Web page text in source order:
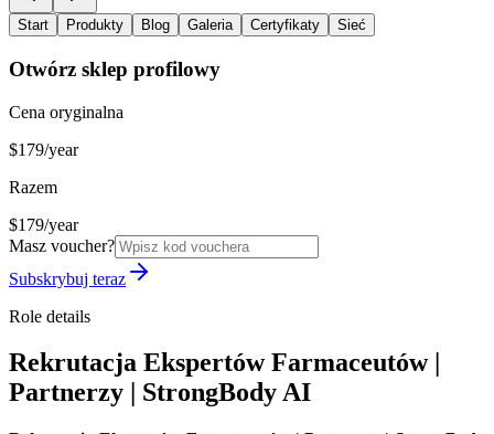
Start Produkty Blog Galeria Certyfikaty Sieć
Otwórz sklep profilowy
Cena oryginalna
$179/year
Razem
$179/year
Masz voucher?
Subskrybuj teraz
Role details
Rekrutacja Ekspertów Farmaceutów |
Partnerzy | StrongBody AI